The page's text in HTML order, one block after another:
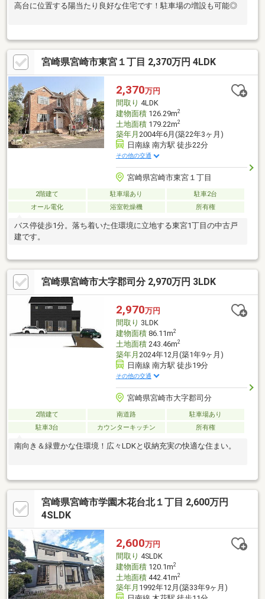
高台に位置する陽当たり良好な住宅です！駐車場の増設も可能◎
宮崎県宮崎市東宮１丁目 2,370万円 4LDK
2,370万円
間取り 4LDK
建物面積126.29m2
土地面積179.22m2
築年月 2004年6月(築22年3ヶ月)
日南線 南方駅 徒歩22分
その他の交通
宮崎県宮崎市東宮１丁目
2階建て 駐車場あり
駐車2台
オール電化
浴室乾燥機 所有権
バス停徒歩1分。落ち着いた住環境に立地する東宮1丁目の中古戸
建です。
宮崎県宮崎市大字郡司分 2,970万円 3LDK
2,970万円
間取り 3LDK
建物面積86.11m2
土地面積243.46m2
築年月 2024年12月(築1年9ヶ月)
日南線 南方駅 徒歩19分
その他の交通
宮崎県宮崎市大字郡司分
2階建て 南道路
駐車場あり
駐車3台
カウンターキッチン 所有権
南向き＆緑豊かな住環境！広々LDKと収納充実の快適な住まい。
宮崎県宮崎市学園木花台北１丁目 2,600万円
4SLDK
2,600万円
間取り 4SLDK
建物面積120.1m2
土地面積442.41m2
築年月 1992年12月(築33年9ヶ月)